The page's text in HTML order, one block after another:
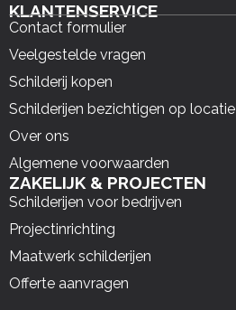
KLANTENSERVICE
Contact formulier
Veelgestelde vragen
Schilderij kopen
Schilderijen bezichtigen op locatie
Over ons
Algemene voorwaarden
ZAKELIJK & PROJECTEN
Schilderijen voor bedrijven
Projectinrichting
Maatwerk schilderijen
Offerte aanvragen